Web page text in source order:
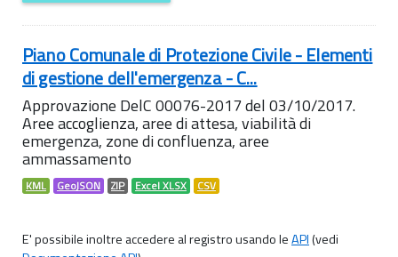
Piano Comunale di Protezione Civile - Elementi
di gestione dell'emergenza - C...
Approvazione DelC 00076-2017 del 03/10/2017.
Aree accoglienza, aree di attesa, viabilità di
emergenza, zone di confluenza, aree
ammassamento
KML GeoJSON ZIP Excel XLSX CSV
E' possibile inoltre accedere al registro usando leAPI(vedi